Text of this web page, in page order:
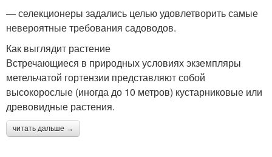
— селекционеры задались целью удовлетворить самые
невероятные требования садоводов.
Как выглядит растение
Встречающиеся в природных условиях экземпляры
метельчатой гортензии представляют собой
высокорослые (иногда до 10 метров) кустарниковые или
древовидные растения.
читать дальше →